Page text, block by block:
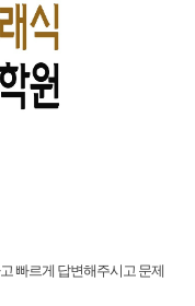
빠르게 답변해주시고 문제